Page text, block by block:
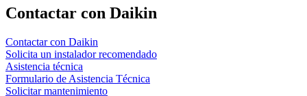
Contactar con Daikin
Contactar con Daikin
Solicita un instalador recomendado
Asistencia técnica
Formulario de Asistencia Técnica
Solicitar mantenimiento